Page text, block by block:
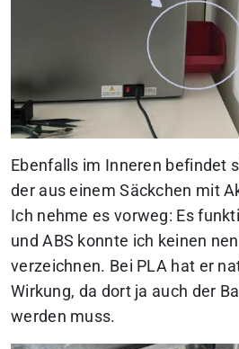
Ebenfalls im Inneren befindet
der aus einem Säckchen mit
Ich nehme es vorweg: Es
und ABS konnte ich keinen
verzeichnen. Bei PLA hat er
Wirkung, da dort ja auch der
werden muss.